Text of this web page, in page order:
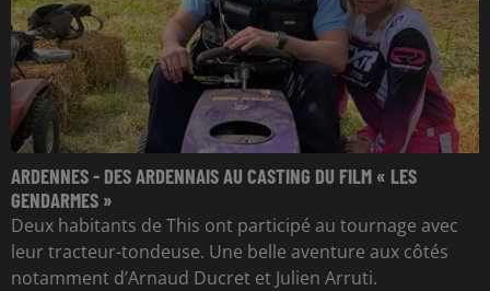
ARDENNES - DES ARDENNAIS AU CASTING DU FILM « LES
GENDARMES »
Deux habitants de This ont participé au tournage avec
leur tracteur-tondeuse. Une belle aventure aux côtés
notamment d’Arnaud Ducret et Julien Arruti.